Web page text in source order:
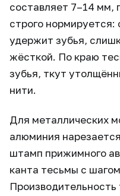
составляет 7–14 мм,
строго
удержит зубья,
жёсткой. По краю
зубья, ткут
нити.
Для металлических
алюминия
штамп прижимного
канта тесьмы с
Производительность